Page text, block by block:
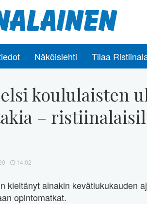
Näköislehti Tilaa
koululaisten
–
- 14:02
kieltänyt ainakin kevätlukukauden
opintomatkat.